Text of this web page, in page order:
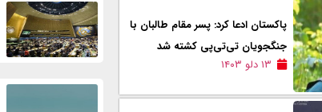
پاکستان ادعا کرد: پسر مقام طالبان با
جنگجویان تی‌تی‌پی کشته شد
۱۳ دلو ۱۴۰۳